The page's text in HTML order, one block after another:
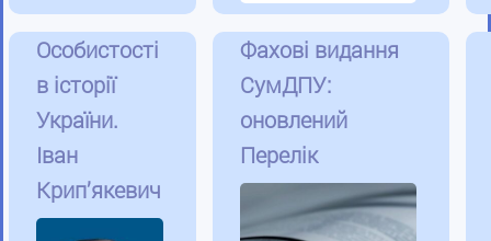
Особистості
в історії
України.
Іван
Крип’якевич
Фахові видання
СумДПУ:
оновлений
Перелік